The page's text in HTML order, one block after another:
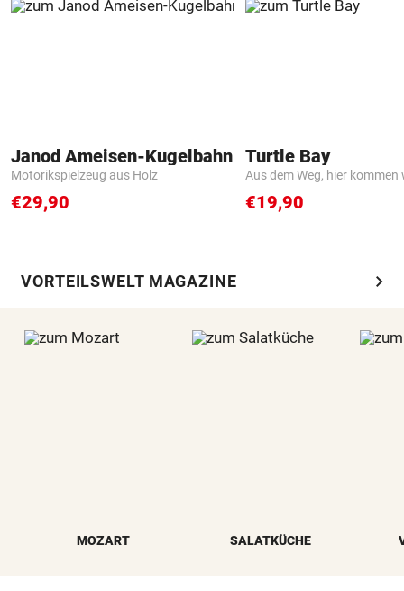
Janod Ameisen-Kugelbahn
Motorikspielzeug aus Holz
€29,90
Turtle Bay
Aus dem Weg, hier kommen
€19,90
VORTEILSWELT MAGAZINE chevron_right
MOZART SALATKÜCHE